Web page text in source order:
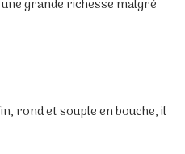
grande richesse malgré
rond et souple en bouche, il